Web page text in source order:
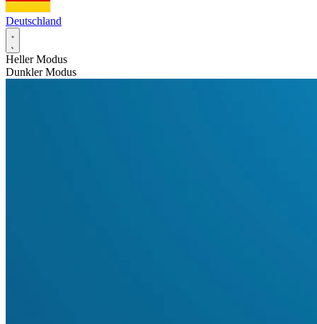
Deutschland
Heller Modus
Dunkler Modus